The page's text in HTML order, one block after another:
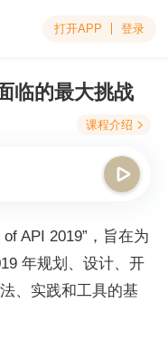
打开APP 登录
临的最大挑战
课程介绍 

API 2019”，旨在为
年规划、设计、开
、实践和工具的基